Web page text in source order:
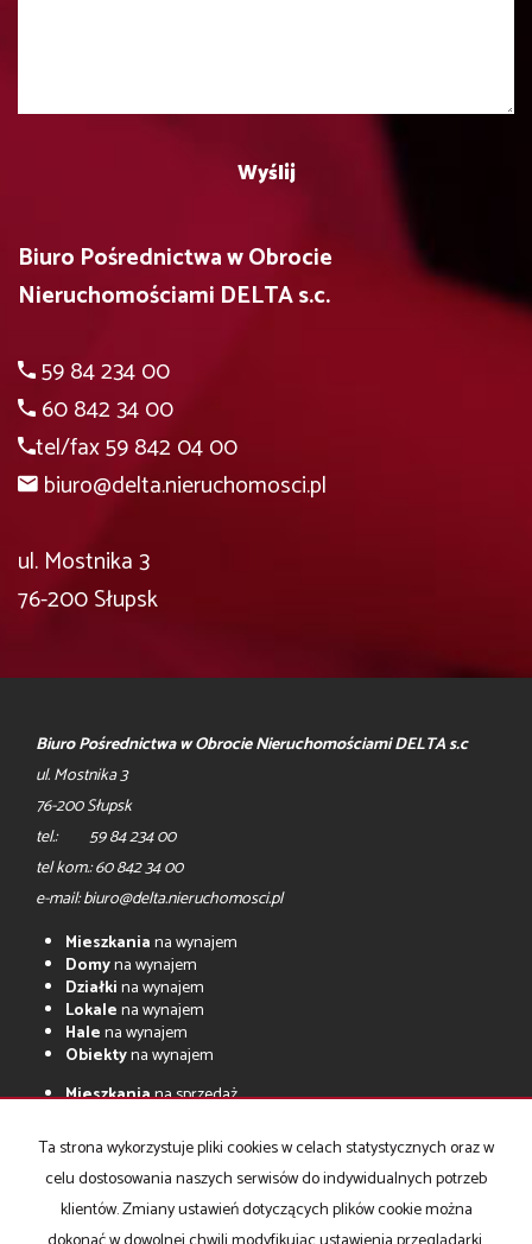
Biuro Pośrednictwa w Obrocie
Nieruchomościami DELTA s.c.
59 84 234 00
60 842 34 00
tel/fax 59 842 04 00
biuro@delta.nieruchomosci.pl
ul. Mostnika 3
76-200 Słupsk
Biuro Pośrednictwa w Obrocie Nieruchomościami DELTA s.c
ul. Mostnika 3
76-200 Słupsk
tel.: 59 84 234 00
tel kom.: 60 842 34 00
e-mail: biuro@delta.nieruchomosci.pl
Mieszkaniana wynajem
Domyna wynajem
Działkina wynajem
Lokalena wynajem
Halena wynajem
Obiektyna wynajem
Mieszkaniana sprzedaż
Działkina sprzedaż
na sprzedaż
Halena sprzedaż
Obiektyna sprzedaż
Inwestycjez rynku pierwotnego
Ta strona wykorzystuje pliki cookies w celach statystycznych oraz w
celu dostosowania naszych serwisów do indywidualnych potrzeb
klientów. Zmiany ustawień dotyczących plików cookie można